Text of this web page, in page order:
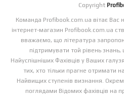
Copyright
Команда Profibook.com.ua вітає Вас
інтернет-магазин Profibook.com.ua
вважаємо, що література
підтримувати той рівень
Найуспішніших Фахівців у Ваших
тих, хто тільки прагне отримати
Найвищих ступенів визнання.
поглядами Відомих фахівців на